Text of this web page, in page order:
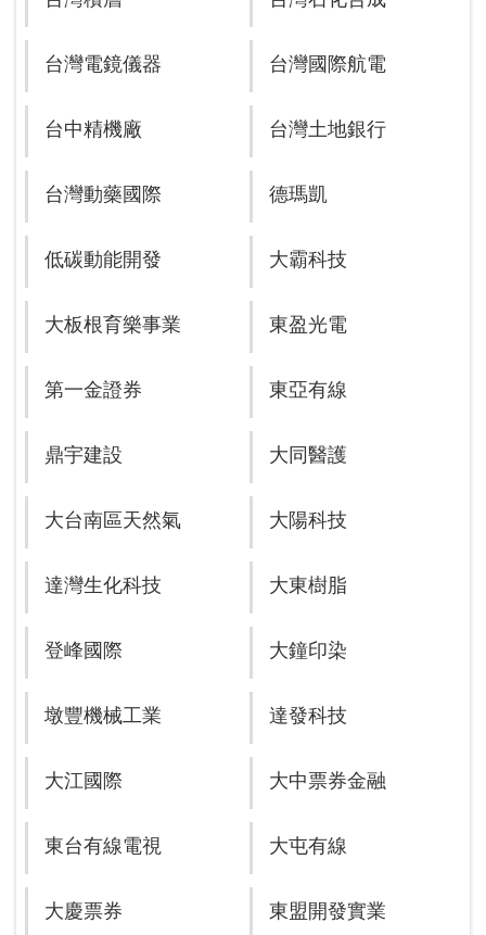
台灣電鏡儀器 台灣國際航電
台中精機廠 台灣土地銀行
台灣動藥國際 德瑪凱
低碳動能開發 大霸科技
大板根育樂事業 東盈光電
第一金證券 東亞有線
鼎宇建設 大同醫護
大台南區天然氣 大陽科技
達灣生化科技 大東樹脂
登峰國際 大鐘印染
墩豐機械工業 達發科技
大江國際 大中票券金融
東台有線電視 大屯有線
大慶票券 東盟開發實業